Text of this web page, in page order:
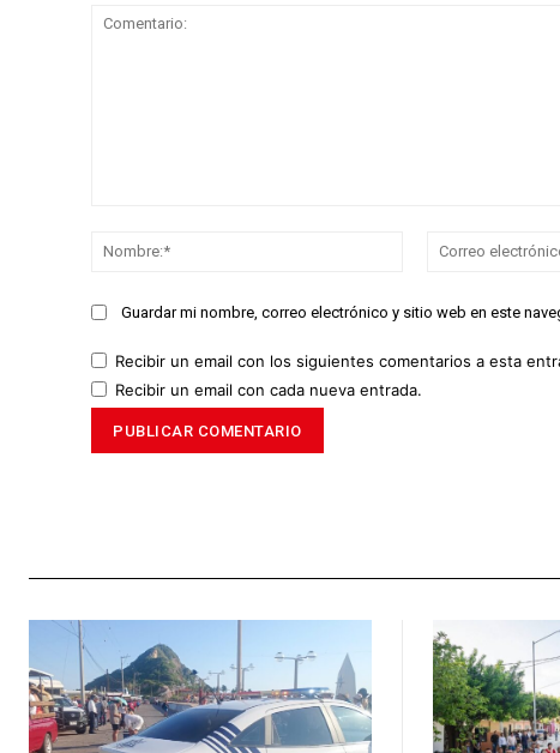
Nombre:*
Guardar mi nombre, correo electrónico y sitio web en este
Recibir un email con los siguientes comentarios a esta
Recibir un email con cada nueva entrada.